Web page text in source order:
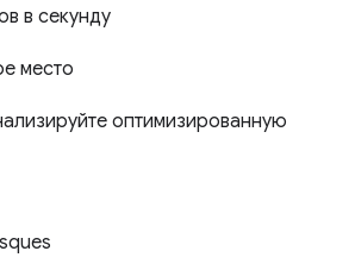
в секунду
место
оптимизированную